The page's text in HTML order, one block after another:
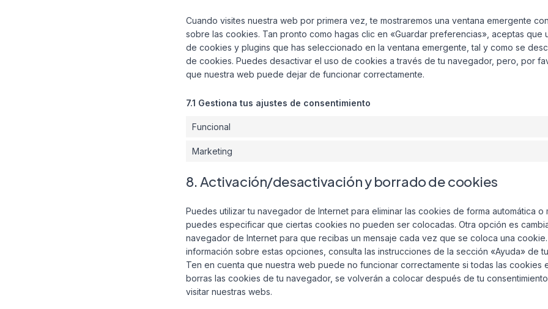
Cuando visites nuestra web por primera vez, te mostraremos una ventana emergente
sobre las cookies. Tan pronto como hagas clic en «Guardar preferencias», aceptas que
de cookies y plugins que has seleccionado en la ventana emergente, tal y como se
de cookies. Puedes desactivar el uso de cookies a través de tu navegador, pero, por
que nuestra web puede dejar de funcionar correctamente.
7.1 Gestiona tus ajustes de consentimiento
Funcional
Marketing
8. Activación/desactivación y borrado de cookies
Puedes utilizar tu navegador de Internet para eliminar las cookies de forma automática o
puedes especificar que ciertas cookies no pueden ser colocadas. Otra opción es
navegador de Internet para que recibas un mensaje cada vez que se coloca una
información sobre estas opciones, consulta las instrucciones de la sección «Ayuda» de
Ten en cuenta que nuestra web puede no funcionar correctamente si todas las cookies
borras las cookies de tu navegador, se volverán a colocar después de tu
visitar nuestras webs.